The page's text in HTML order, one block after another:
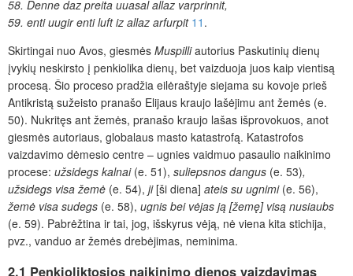
58. Denne daz preita uuasal allaz varprinnit,
59. enti uugir enti luft iz allaz arfurpit 11 .
Skirtingai nuo Avos, giesmės Muspilliautorius Paskutinių dienų
įvykių neskirsto į penkiolika dienų, bet vaizduoja juos kaip vientisą
procesą. Šio proceso pradžia eilėraštyje siejama su kovoje prieš
Antikristą sužeisto pranašo Elijaus kraujo lašėjimu ant žemės (e.
50). Nukritęs ant žemės, pranašo kraujo lašas išprovokuos, anot
giesmės autoriaus, globalaus masto katastrofą. Katastrofos
vaizdavimo dėmesio centre – ugnies vaidmuo pasaulio naikinimo
procese: užsidegs kalnai(e. 51), suliepsnos dangus (e. 53),
užsidegs visa žemė (e. 54), ji[ši diena] ateis su ugnimi(e. 56),
žemė visa sudegs (e. 58), ugnis bei vėjas ją [žemę] visą nusiaubs
(e. 59). Pabrėžtina ir tai, jog, išskyrus vėją, nė viena kita stichija,
pvz., vanduo ar žemės drebėjimas, neminima.
2.1 Penkioliktosios naikinimo dienos vaizdavimas